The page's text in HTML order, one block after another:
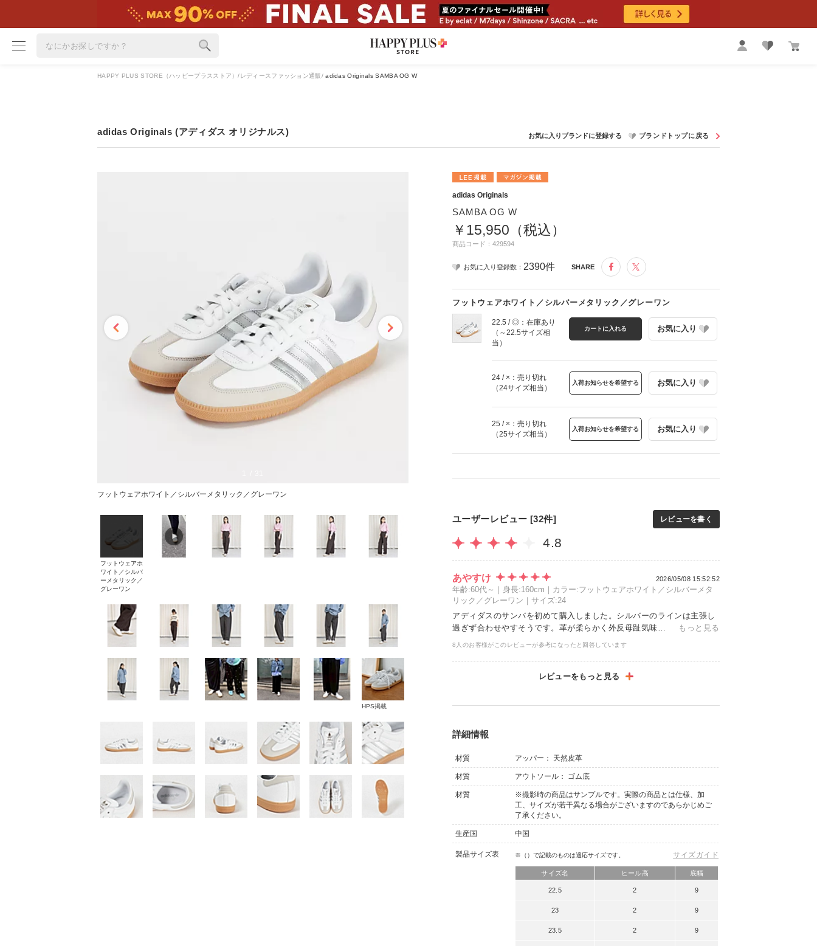
雑誌掲載アイテム
HAPPY PLUS STORE（ハッピープラスストア） レディースファッション通販 adidas Originals SAMBA OG W
adidas Originals (アディダス オリジナルス)
フットウェアホワイト／シルバーメタリック／グレーワン
フットウェアホ
ワイト／シルバ
ーメタリック／
グレーワン
HPS掲載
adidas Originals
SAMBA OG W
￥15,950（税込）
商品コード：429594
お気に入り登録数： 2390件
フットウェアホワイト／シルバーメタリック／グレーワン
22.5 / ◎：在庫あり
（～22.5サイズ相
当）
カートに入れる お気に入り
24 / ×：売り切れ
（24サイズ相当）
入荷お知らせを希望する お気に入り
25 / ×：売り切れ
（25サイズ相当）
入荷お知らせを希望する お気に入り
ユーザーレビュー [32件]
4.8
あやすけ 2026/05/08 15:52:52
年齢:60代～｜身長:160cm｜カラー:フットウェアホワイト／シルバーメタ
リック／グレーワン｜サイズ:24
アディダスのサンバを初めて購入しました。シルバーのラインは主張し
過ぎず合わせやすそうです。革が柔らかく外反母趾気味…
もっと見る
8人のお客様がこのレビューが参考になったと回答しています
レビューを書く
詳細情報
材質 アッパー： 天然皮革
材質 アウトソール： ゴム底
材質
※撮影時の商品はサンプルです。実際の商品とは仕様、加
工、サイズが若干異なる場合がございますのであらかじめご
了承ください。
生産国 中国
製品サイズ表 ※（）で記載のものは適応サイズです。 サイズガイド
サイズ名 ヒール高 底幅
22.5 2 9
23 2 9
23.5 2 9